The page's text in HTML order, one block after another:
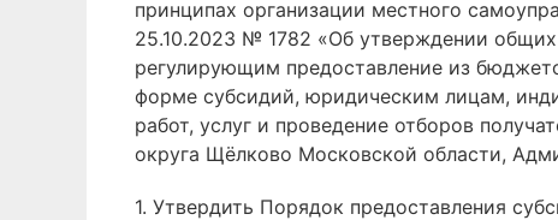
принципах организации местного
25.10.2023 № 1782 «Об утверждении
регулирующим предоставление из
форме субсидий, юридическим лицам,
работ, услуг и проведение отборов
округа Щёлково Московской области,
1. Утвердить Порядок предоставления